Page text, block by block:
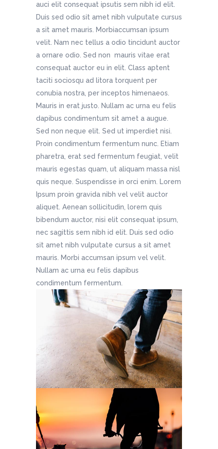
auci elit consequat ipsutis sem nibh id elit.
Duis sed odio sit amet nibh vulputate cursus
a sit amet mauris. Morbiaccumsan ipsum
velit. Nam nec tellus a odio tincidunt auctor
a ornare odio. Sed non mauris vitae erat
consequat auctor eu in elit. Class aptent
taciti sociosqu ad litora torquent per
conubia nostra, per inceptos himenaeos.
Mauris in erat justo. Nullam ac urna eu felis
dapibus condimentum sit amet a augue.
Sed non neque elit. Sed ut imperdiet nisi.
Proin condimentum fermentum nunc. Etiam
pharetra, erat sed fermentum feugiat, velit
mauris egestas quam, ut aliquam massa nisl
quis neque. Suspendisse in orci enim. Lorem
Ipsum proin gravida nibh vel velit auctor
aliquet. Aenean sollicitudin, lorem quis
bibendum auctor, nisi elit consequat ipsum,
nec sagittis sem nibh id elit. Duis sed odio
sit amet nibh vulputate cursus a sit amet
mauris. Morbi accumsan ipsum vel velit.
Nullam ac urna eu felis dapibus
condimentum fermentum.